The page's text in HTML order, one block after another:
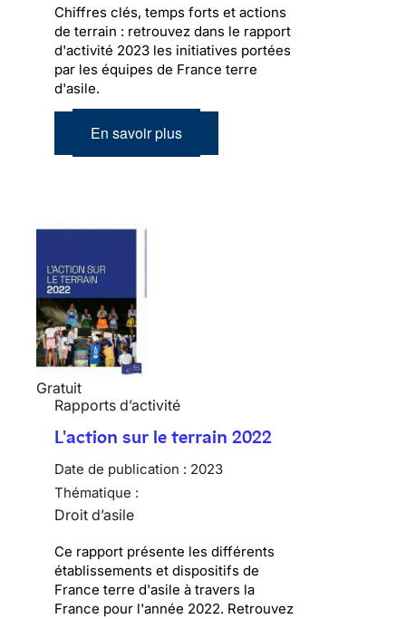
Chiffres clés, temps forts et actions
de terrain : retrouvez dans le rapport
d'activité 2023 les initiatives portées
par les équipes de France terre
d'asile.
En savoir plus
Gratuit
Rapports d’activité
L'action sur le terrain 2022
Date de publication : 2023
Thématique :
Droit d’asile
Ce rapport présente les différents
établissements et dispositifs de
France terre d'asile à travers la
France pour l'année 2022. Retrouvez